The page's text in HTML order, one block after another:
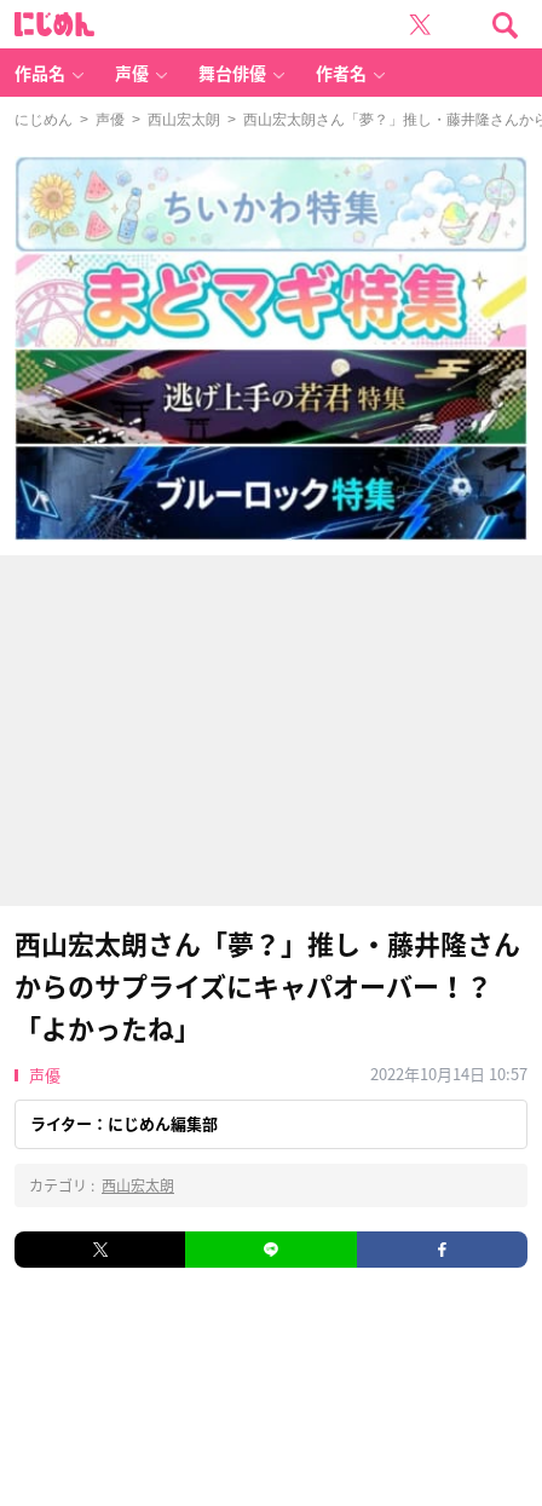
作品名 声優 舞台俳優 作者名
にじめん > 声優 > 西山宏太朗 > 西山宏太朗さん「夢？」推し・藤井隆さんか
西山宏太朗さん「夢？」推し・藤井隆さん
からのサプライズにキャパオーバー！？
「よかったね」
声優 2022年10月14日 10:57
ライター：にじめん編集部
カテゴリ : 西山宏太朗